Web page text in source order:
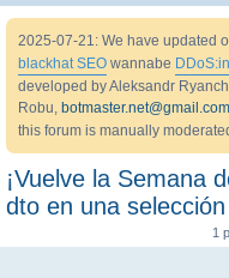
2025-07-21: We have updated
blackhat SEO wannabe
developed by Aleksandr
Robu, botmaster.net@gmail.com
this forum is manually
¡Vuelve la Semana
dto en una
1